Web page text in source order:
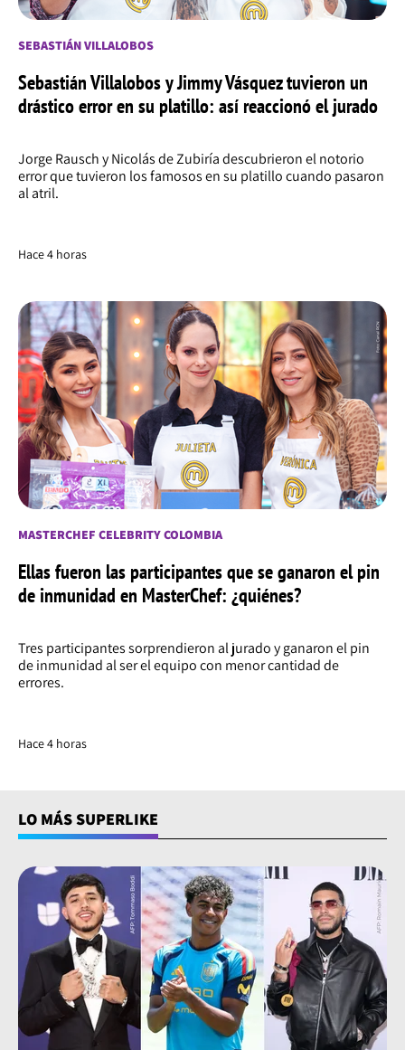
SEBASTIÁN VILLALOBOS
Sebastián Villalobos y Jimmy Vásquez tuvieron un
drástico error en su platillo: así reaccionó el jurado
Jorge Rausch y Nicolás de Zubiría descubrieron el notorio
error que tuvieron los famosos en su platillo cuando pasaron
al atril.
Hace 4 horas
MASTERCHEF CELEBRITY COLOMBIA
Ellas fueron las participantes que se ganaron el pin
de inmunidad en MasterChef: ¿quiénes?
Tres participantes sorprendieron al jurado y ganaron el pin
de inmunidad al ser el equipo con menor cantidad de
errores.
Hace 4 horas
LO MÁS SUPERLIKE